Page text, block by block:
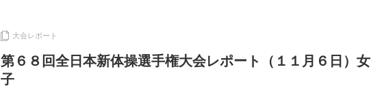
大会レポート
第６８回全日本新体操選手権大会レポート（１１月６日）女
子